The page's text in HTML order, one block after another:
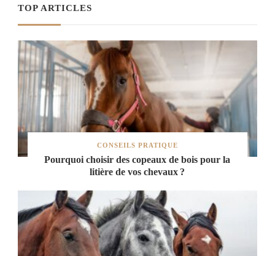
TOP ARTICLES
CONSEILS PRATIQUE
Pourquoi choisir des copeaux de bois pour la
litière de vos chevaux ?